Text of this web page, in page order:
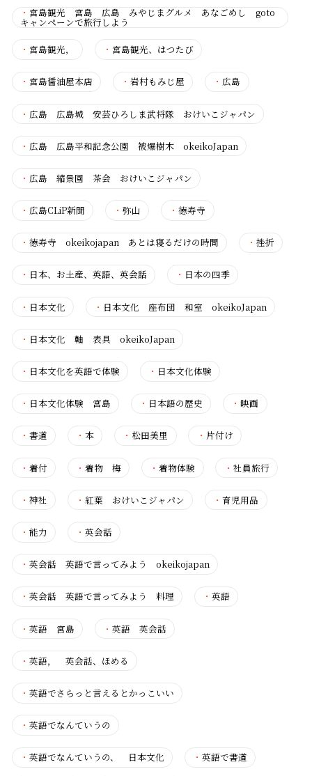
・ 宮島観光 宮島 広島 みやじまグルメ あなごめし goto
キャンペーンで旅行しよう
・ 宮島観光， ・ 宮島観光、はつたび
・ 宮島醤油屋本店 ・岩村もみじ屋 ・ 広島
・ 広島 広島城 安芸ひろしま武将隊 おけいこジャパン
・ 広島 広島平和記念公園 被爆樹木 okeikoJapan
・ 広島 縮景園 茶会 おけいこジャパン
・ 広島CLiP新聞 ・弥山 ・徳寿寺
・ 徳寿寺 okeikojapan あとは寝るだけの時間 ・挫折
・ 日本、お土産、英語、英会話 ・ 日本の四季
・ 日本文化 ・ 日本文化 座布団 和室 okeikoJapan
・ 日本文化 軸 表具 okeikoJapan
・ 日本文化を英語で体験 ・ 日本文化体験
・ 日本文化体験 宮島 ・ 日本語の歴史 ・映画
・ 書道 ・本 ・ 松田美里 ・ 片付け
・ 着付 ・着物 梅 ・着物体験 ・ 社員旅行
・ 神社 ・紅葉 おけいこジャパン ・育児用品
・ 能力 ・英会話
・ 英会話 英語で言ってみよう okeikojapan
・ 英会話 英語で言ってみよう 料理 ・英語
・ 英語 宮島 ・英語 英会話
・ 英語， 英会話、ほめる
・ 英語でさらっと言えるとかっこいい
・ 英語でなんていうの
・ 英語でなんていうの、 日本文化 ・英語で書道